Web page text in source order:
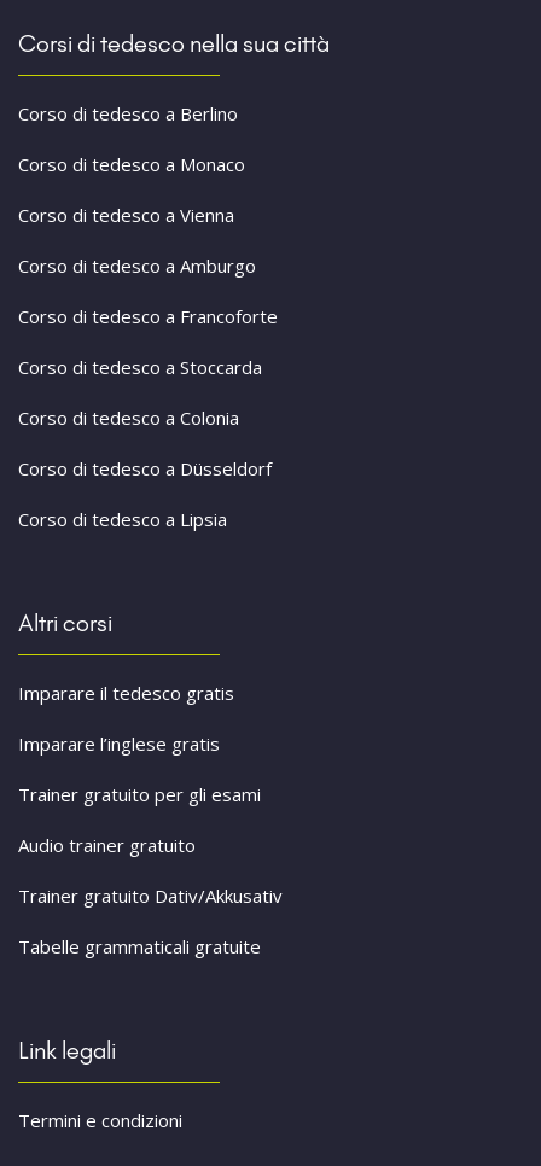
Corsi di tedesco nella sua città
Corso di tedesco a Berlino
Corso di tedesco a Monaco
Corso di tedesco a Vienna
Corso di tedesco a Amburgo
Corso di tedesco a Francoforte
Corso di tedesco a Stoccarda
Corso di tedesco a Colonia
Corso di tedesco a Düsseldorf
Corso di tedesco a Lipsia
Altri corsi
Imparare il tedesco gratis
Imparare l’inglese gratis
Trainer gratuito per gli esami
Audio trainer gratuito
Trainer gratuito Dativ/Akkusativ
Tabelle grammaticali gratuite
Link legali
Termini e condizioni